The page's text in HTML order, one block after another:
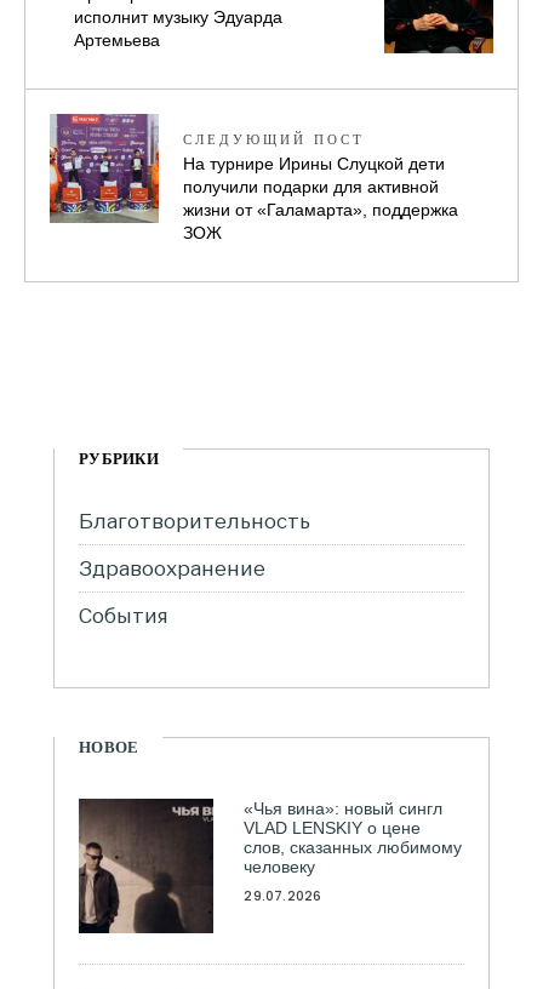
исполнит музыку Эдуарда
Артемьева
СЛЕДУЮЩИЙ ПОСТ
На турнире Ирины Слуцкой дети
получили подарки для активной
жизни от «Галамарта», поддержка
ЗОЖ
РУБРИКИ
Благотворительность
Здравоохранение
События
НОВОЕ
«Чья вина»: новый сингл
VLAD LENSKIY о цене
слов, сказанных любимому
человеку
29.07.2026